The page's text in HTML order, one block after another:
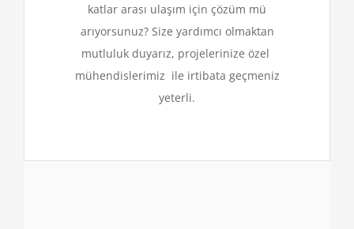
katlar arası ulaşım için çözüm mü
arıyorsunuz? Size yardımcı olmaktan
mutluluk duyarız, projelerinize özel
mühendislerimiz ile irtibata geçmeniz
yeterli.